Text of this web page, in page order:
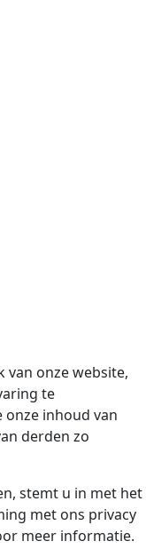
van onze website,
te
inhoud van
derden zo
stemt u in met het
met ons privacy
meer informatie.